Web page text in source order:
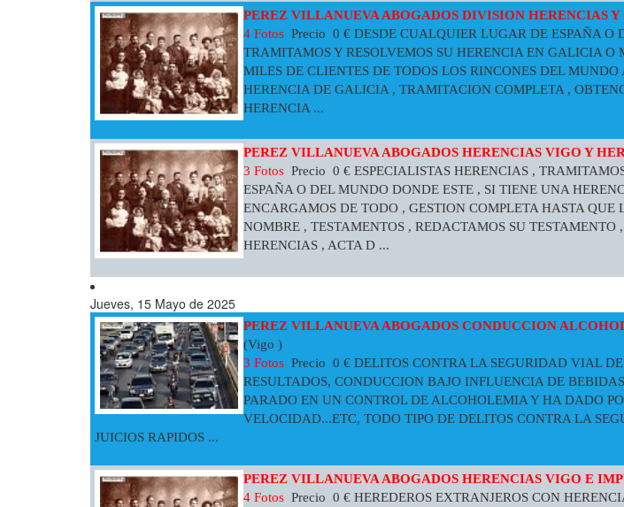
PEREZ VILLANUEVA ABOGADOS DIVISION HERENCIAS Y
4 Fotos Precio 0 € DESDE CUALQUIER LUGAR DE ESPAÑA O
TRAMITAMOS Y RESOLVEMOS SU HERENCIA EN GALICIA O
MILES DE CLIENTES DE TODOS LOS RINCONES DEL
HERENCIA DE GALICIA , TRAMITACION COMPLETA ,
HERENCIA ...
PEREZ VILLANUEVA ABOGADOS HERENCIAS VIGO Y
3 Fotos Precio 0 € ESPECIALISTAS HERENCIAS ,
ESPAÑA O DEL MUNDO DONDE ESTE , SI TIENE UNA
ENCARGAMOS DE TODO , GESTION COMPLETA HASTA QUE
NOMBRE , TESTAMENTOS , REDACTAMOS SU
HERENCIAS , ACTA D ...
Jueves, 15 Mayo de 2025
PEREZ VILLANUEVA ABOGADOS CONDUCCION
(Vigo )
3 Fotos Precio 0 € DELITOS CONTRA LA SEGURIDAD VIAL
RESULTADOS, CONDUCCION BAJO INFLUENCIA DE
PARADO EN UN CONTROL DE ALCOHOLEMIA Y HA DADO
VELOCIDAD...ETC, TODO TIPO DE DELITOS CONTRA LA
JUICIOS RAPIDOS ...
PEREZ VILLANUEVA ABOGADOS HERENCIAS VIGO E
4 Fotos Precio 0 € HEREDEROS EXTRANJEROS CON